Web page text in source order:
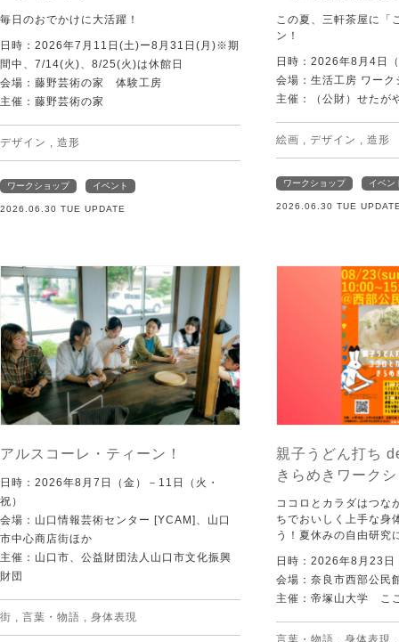
毎日のおでかけに大活躍！
日時：2026年7月11日(土)ー8月31日(月)※期
間中、7/14(火)、8/25(火)は休館日
会場：藤野芸術の家 体験工房
主催：藤野芸術の家
デザイン , 造形
ワークショップ イベント
2026.06.30 TUE UPDATE
この夏、三軒茶屋に「
ン！
日時：2026年8月4日
会場：生活工房 ワー
主催：（公財）せたが
絵画 , デザイン , 造形
ワークショップ イベン
2026.06.30 TUE
アルスコーレ・ティーン！
日時：2026年8月7日（金）－11日（火・
祝）
会場：山口情報芸術センター [YCAM]、山口
市中心商店街ほか
主催：山口市、公益財団法人山口市文化振興
財団
街 , 言葉・物語 , 身体表現
親子うどん打ち
きらめきワーク
ココロとカラダはつな
ちでおいしく上手な身
う！夏休みの自由研究
日時：2026年8月23日
会場：奈良市西部公民
主催：帝塚山大学 こ
言葉・物語 , 身体表現